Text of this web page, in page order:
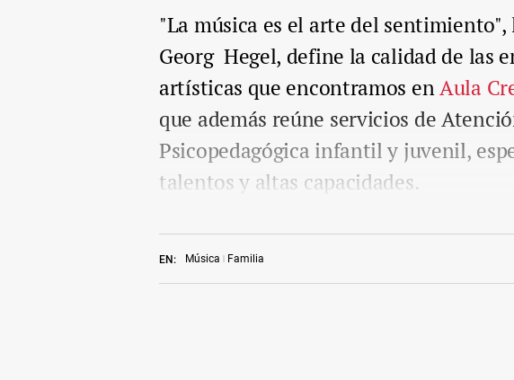
EN: Música Familia
"La música es el arte del
Georg Hegel, define la calidad de las
artísticas que encontramos enAula
que además reúne servicios de
Psicopedagógica infantil y juvenil,
talentos y altas capacidades.